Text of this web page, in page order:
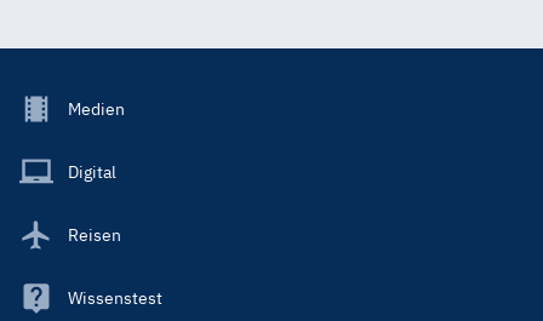
Footer
Main
Medien
Digital
Reisen
Wissenstest